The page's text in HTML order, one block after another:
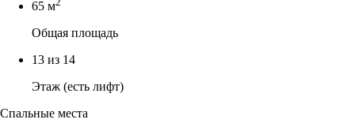
65 м
Общая площадь
13 из 14
Этаж (есть лифт)
Спальные места